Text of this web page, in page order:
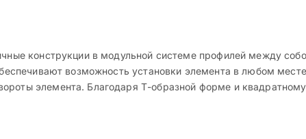
конструкции в модульной системе профилей между
возможность установки элемента в любом
элемента. Благодаря Т-образной форме и